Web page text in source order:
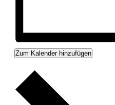
Zum Kalender hinzufügen